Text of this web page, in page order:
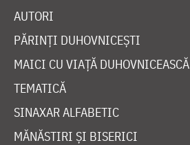
AUTORI
PĂRINȚI DUHOVNICEȘTI
MAICI CU VIAȚĂ DUHOVNICEASCĂ
TEMATICĂ
SINAXAR ALFABETIC
MĂNĂSTIRI ȘI BISERICI